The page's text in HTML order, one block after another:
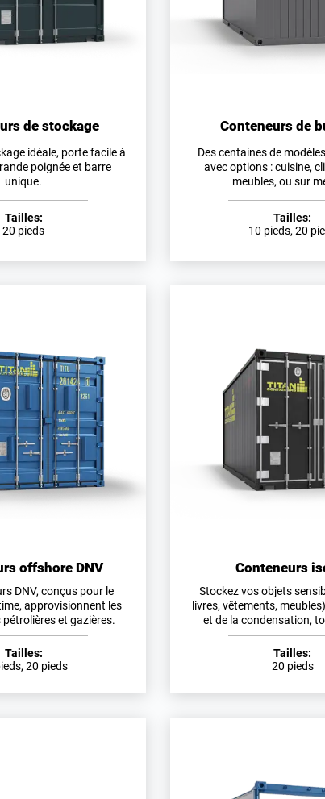
de stockage
idéale, porte facile à
poignée et barre
unique.
Tailles:
20 pieds
Conteneurs de
Des centaines de
avec options : cuisine,
meubles, ou sur
Tailles:
10 pieds, 20
offshore DNV
DNV, conçus pour le
approvisionnent les
et gazières.
Tailles:
20 pieds
Conteneurs
Stockez vos objets
livres, vêtements,
et de la condensation,
Tailles:
20 pieds